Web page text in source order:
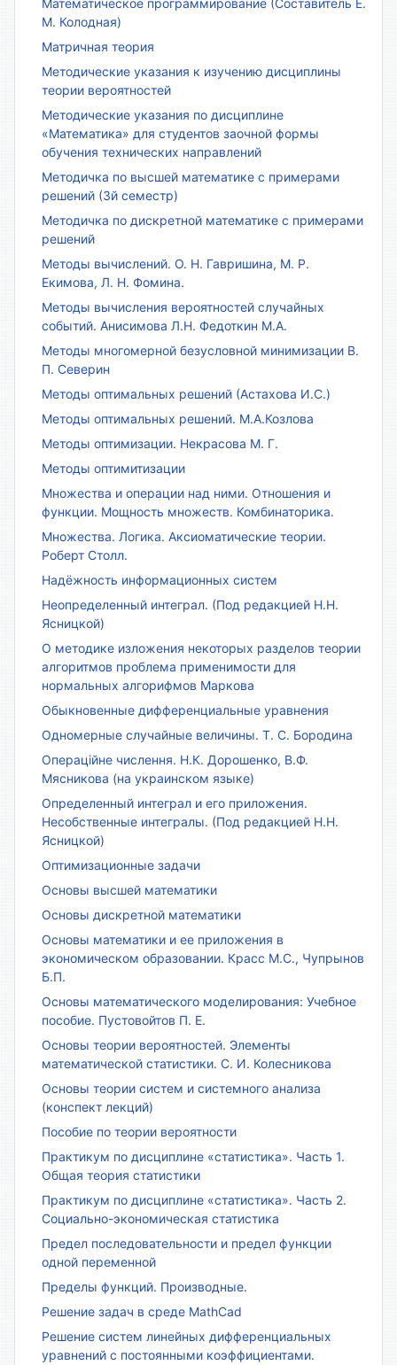
Математическое программирование (Составитель Е.
М. Колодная)
Матричная теория
Методические указания к изучению дисциплины
теории вероятностей
Методические указания по дисциплине
«Математика» для студентов заочной формы
обучения технических направлений
Методичка по высшей математике с примерами
решений (3й семестр)
Методичка по дискретной математике с примерами
решений
Методы вычислений. О. Н. Гавришина, М. Р.
Екимова, Л. Н. Фомина.
Методы вычисления вероятностей случайных
событий. Анисимова Л.Н. Федоткин М.А.
Методы многомерной безусловной минимизации В.
П. Северин
Методы оптимальных решений (Астахова И.С.)
Методы оптимальных решений. М.А.Козлова
Методы оптимизации. Некрасова М. Г.
Методы оптимитизации
Множества и операции над ними. Отношения и
функции. Мощность множеств. Комбинаторика.
Множества. Логика. Аксиоматические теории.
Роберт Столл.
Надёжность информационных систем
Неопределенный интеграл. (Под редакцией Н.Н.
Ясницкой)
О методике изложения некоторых разделов теории
алгоритмов проблема применимости для
нормальных алгорифмов Маркова
Обыкновенные дифференциальные уравнения
Одномерные случайные величины. Т. С. Бородина
Операційне числення. Н.К. Дорошенко, В.Ф.
Мясникова (на украинском языке)
Определенный интеграл и его приложения.
Несобственные интегралы. (Под редакцией Н.Н.
Ясницкой)
Оптимизационные задачи
Основы высшей математики
Основы дискретной математики
Основы математики и ее приложения в
экономическом образовании. Красс М.С., Чупрынов
Б.П.
Основы математического моделирования: Учебное
пособие. Пустовойтов П. Е.
Основы теории вероятностей. Элементы
математической статистики. С. И. Колесникова
Основы теории систем и системного анализа
(конспект лекций)
Пособие по теории вероятности
Практикум по дисциплине «статистика». Часть 1.
Общая теория статистики
Практикум по дисциплине «статистика». Часть 2.
Социально-экономическая статистика
Предел последовательности и предел функции
одной переменной
Пределы функций. Производные.
Решение задач в среде MathCad
Решение систем линейных дифференциальных
уравнений с постоянными коэффициентами.